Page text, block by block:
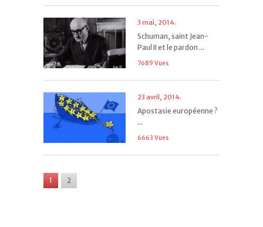
3 mai, 2014.
Schuman, saint Jean-
Paul II et le pardon ...
7689 Vues
23 avril, 2014.
Apostasie européenne ?
...
6663 Vues
1 2